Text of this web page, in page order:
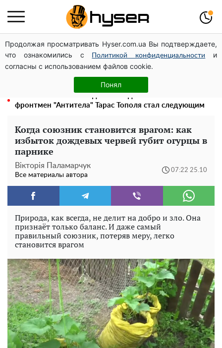
Продолжая просматривать Hyser.com.ua Вы подтверждаете,
что ознакомились с
Политикой конфиденциальности
и
согласны с использованием файлов cookie.
Понял
Может ли Почтовая площадь стать главной точкой
входа в исторический Киев
Голая Елена Тополя в интересных позах заставила
отвисать челюсти: слив видео – было только началом
фронтмен "Антитела" Тарас Тополя стал следующим
Когда союзник становится врагом: как
избыток дождевых червей губит огурцы в
парнике
Вікторія Паламарчук
Все материалы автора
07:22 25.10
Природа, как всегда, не делит на добро и зло. Она
признаёт только баланс. И даже самый
правильный союзник, потеряв меру, легко
становится врагом